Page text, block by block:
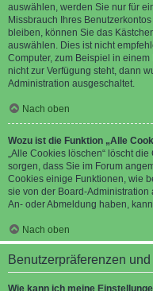
auswählen, werden Sie nur für
Missbrauch Ihres
bleiben, können Sie das
auswählen. Dies ist nicht
Computer, zum Beispiel in
nicht zur Verfügung steht, dann
Administration ausgeschaltet.
Nach oben
Wozu ist die Funktion „Alle
„Alle Cookies löschen“ löscht
sorgen, dass Sie im Forum
Cookies einige Funktionen, wie
sie von der Board-
An- oder Abmeldung haben,
Nach oben
Benutzerpräferenzen
Wie kann ich meine